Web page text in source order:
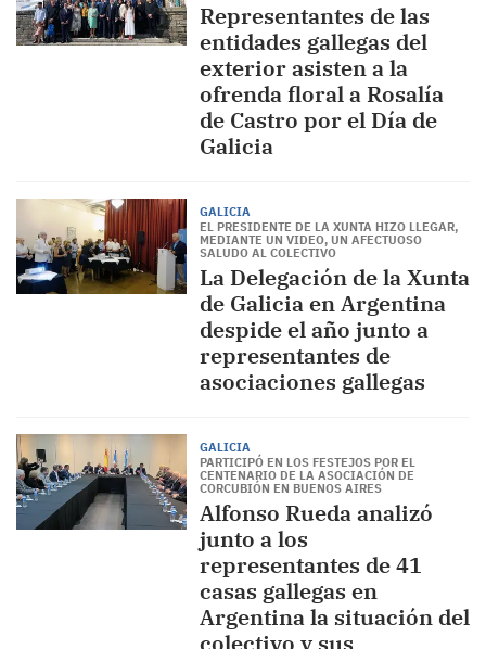
Representantes de las
entidades gallegas del
exterior asisten a la
ofrenda floral a Rosalía
de Castro por el Día de
Galicia
GALICIA
EL PRESIDENTE DE LA XUNTA HIZO LLEGAR,
MEDIANTE UN VIDEO, UN AFECTUOSO
SALUDO AL COLECTIVO
La Delegación de la Xunta
de Galicia en Argentina
despide el año junto a
representantes de
asociaciones gallegas
GALICIA
PARTICIPÓ EN LOS FESTEJOS POR EL
CENTENARIO DE LA ASOCIACIÓN DE
CORCUBIÓN EN BUENOS AIRES
Alfonso Rueda analizó
junto a los
representantes de 41
casas gallegas en
Argentina la situación del
colectivo y sus